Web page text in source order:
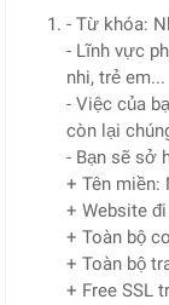
- Từ khóa:
- Lĩnh vực
nhi, trẻ em...
- Việc của
còn lại
- Bạn sẽ sở
+ Tên miền:
+ Website
+ Toàn bộ
+ Toàn bộ
+ Free SSL